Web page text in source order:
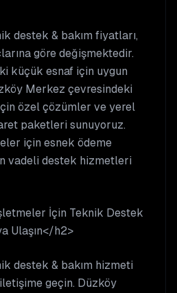
destek & bakım fiyatları,
göre değişmektedir.
küçük esnaf için uygun
Merkez çevresindeki
özel çözümler ve yerel
paketleri sunuyoruz.
için esnek ödeme
vadeli destek hizmetleri
İçin Teknik Destek
Ulaşın</h2>
destek & bakım hizmeti
geçin. Düzköy